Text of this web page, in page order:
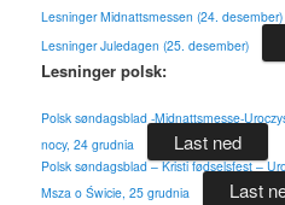
Lesninger Midnattsmessen (24. desember)
Lesninger Juledagen (25. desember)
Lesninger polsk:
Polsk søndagsblad -Midnattsmesse-
nocy, 24 grudnia
Last ned
Polsk søndagsblad – Kristi fødselsfest –
Msza o Świcie, 25 grudnia
Last